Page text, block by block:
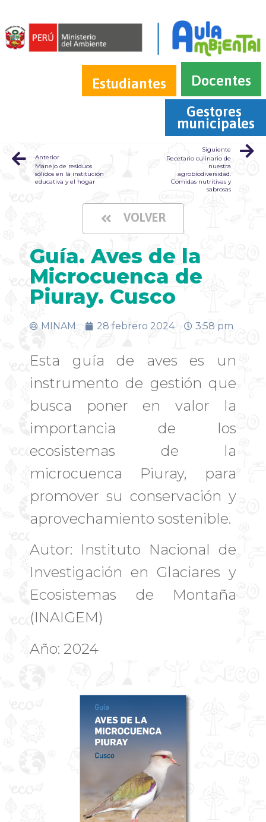
Estudiantes
Docentes
Gestores
municipales
Anterior
Manejo de residuos
sólidos en la institución
educativa y el hogar
Siguiente
Recetario culinario de
nuestra
agrobiodiversidad.
Comidas nutritivas y
sabrosas
VOLVER
Guía. Aves de la
Microcuenca de
Piuray. Cusco
MINAM 28 febrero 2024 3:58 pm
Esta guía de aves es un
instrumento de gestión que
busca poner en valor la
importancia de los
ecosistemas de la
microcuenca Piuray, para
promover su conservación y
aprovechamiento sostenible.
Autor: Instituto Nacional de
Investigación en Glaciares y
Ecosistemas de Montaña
(INAIGEM)
Año: 2024